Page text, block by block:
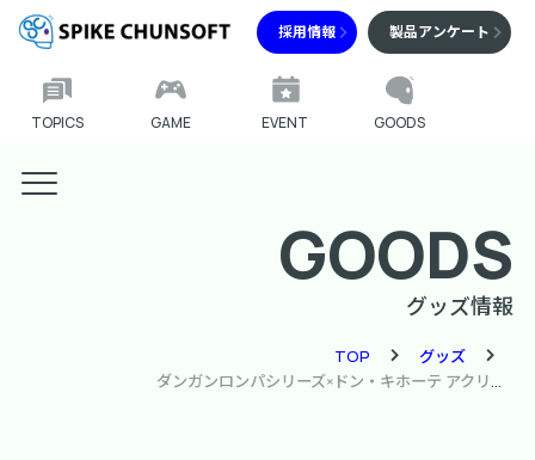
採用情報 製品アンケート
TOPICS GAME EVENT GOODS
GOODS
グッズ情報
TOP
グッズ
ダンガンロンパシリーズ×ドン・キホーテ アクリルバッジ（ランダム9種）